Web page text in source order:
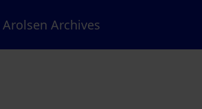
Archives